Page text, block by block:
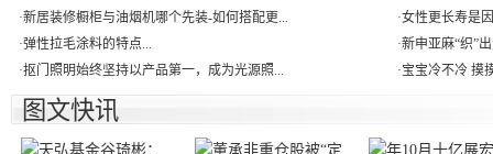
·新居装修橱柜与油烟机哪个先装-如何搭配更...
·弹性拉毛涂料的特点...
·抠门照明始终坚持以产品第一，成为光源照...
·女性更长寿是
·新申亚麻“织”
·宝宝冷不冷 摸
图文快讯